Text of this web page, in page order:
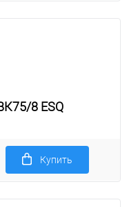
8 ESQ
Купить